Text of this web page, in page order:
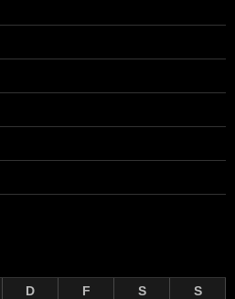
D F S
S